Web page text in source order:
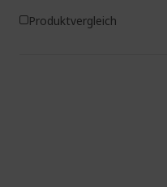
Produktvergleich